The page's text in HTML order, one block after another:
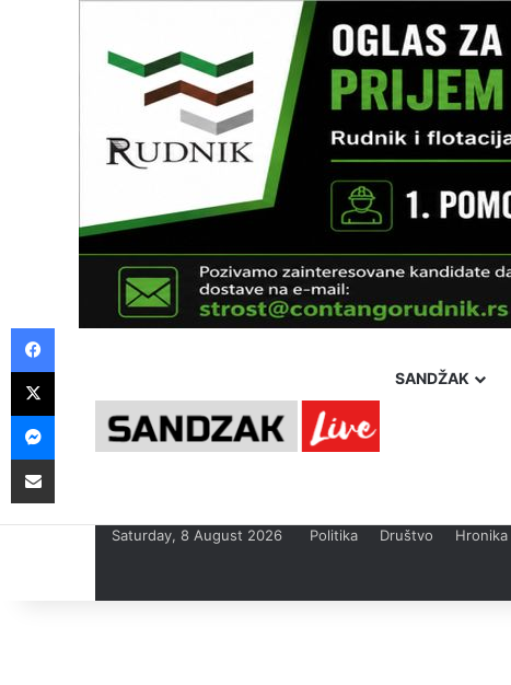
SANDŽAK
Saturday, 8 August 2026 Politika Društvo Hronika
Facebook
X
Messenger
Pošalji preko E-Maila